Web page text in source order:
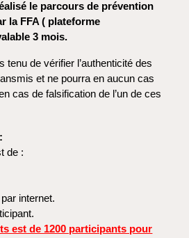
le parcours de prévention
la FFA ( plateforme
3 mois.
tenu de vérifier l’authenticité des
et ne pourra en aucun cas
cas de falsification de l’un de ces
de :
internet.
est de 1200 participants pour